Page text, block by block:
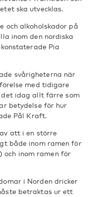
ska utvecklas.
och alkoholskador på
inom den nordiska
Pia
svårigheterna när
med tidigare
det idag allt färre som
betydelse för hur
Pål Kraft.
att i en större
både inom ramen för
och inom ramen för
i Norden dricker
betraktas ur ett